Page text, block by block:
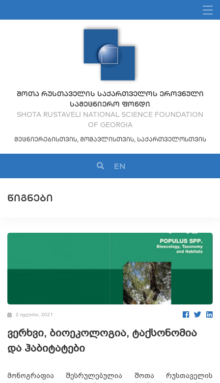
ᲨᲝᲗᲐ ᲠᲣᲡᲗᲐᲕᲔᲚᲘᲡ ᲡᲐᲥᲐᲠᲗᲕᲔᲚᲝᲡ ᲔᲠᲝᲕᲜᲣᲚᲘ
ᲡᲐᲛᲔᲪᲜᲘᲔᲠᲝ ᲤᲝᲜᲓᲘ
SHOTA RUSTAVELI NATIONAL SCIENCE FOUNDATION
OF GEORGIA
ᲛᲔᲪᲜᲘᲔᲠᲔᲑᲘᲡᲗᲕᲘᲡ, ᲛᲝᲛᲐᲕᲚᲘᲡᲗᲕᲘᲡ, ᲡᲐᲥᲐᲠᲗᲕᲔᲚᲝᲡᲗᲕᲘᲡ
EN
ᲬᲘᲒᲜᲔᲑᲘ
2 ივლისი, 2021
ვერხვი, ბიოეკოლოგია, ტაქსონომია
და ჰაბიტატები
მონოგრაფია შესრულებულია შოთა რუსთაველის